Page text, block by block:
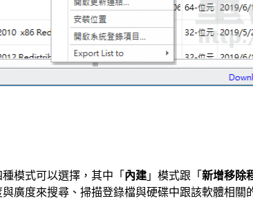
模式可以選擇，其中「 內建 」模式跟「 新增移除
廣度來搜尋、掃描登錄檔與硬碟中跟該軟體相